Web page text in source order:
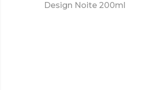
Design Noite 200ml